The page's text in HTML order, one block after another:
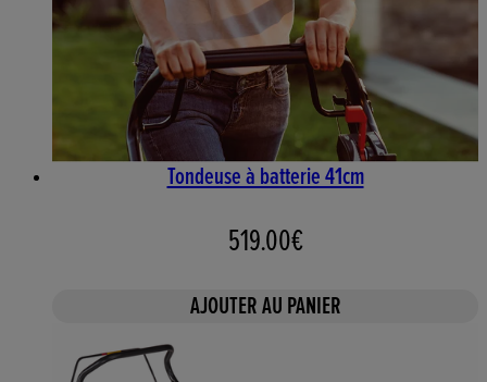
Tondeuse à batterie 41cm
519.00€
AJOUTER AU PANIER